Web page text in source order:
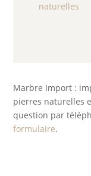
naturelles
Marbre Import :
pierres naturelles
question par
formulaire.